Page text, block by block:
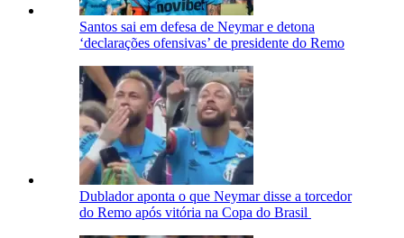
Santos sai em defesa de Neymar e detona
‘declarações ofensivas’ de presidente do Remo
Dublador aponta o que Neymar disse a torcedor
do Remo após vitória na Copa do Brasil